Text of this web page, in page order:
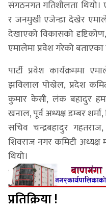
संगठनगत गतिशीलता थियो।
र जनमुखी एजेन्डा देखेर
देखाएको विकासको
एमालेमा प्रवेश गरेको बताएका
पार्टी प्रवेश कार्यक्रममा
झविलाल पोख्रेल, प्रदेश
कुमार केसी, लंक बहादुर
खनाल, पूर्व अध्यक्ष डम्बर
सचिव चन्द्रबहादुर
शिवराज नगर कमिटी
थियो।
प्रतिक्रिया !